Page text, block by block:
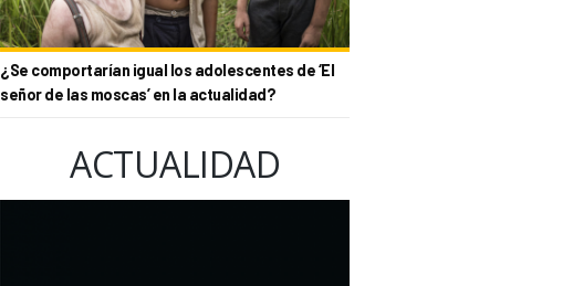
¿Se comportarían igual los adolescentes de ‘El
señor de las moscas’ en la actualidad?
ACTUALIDAD